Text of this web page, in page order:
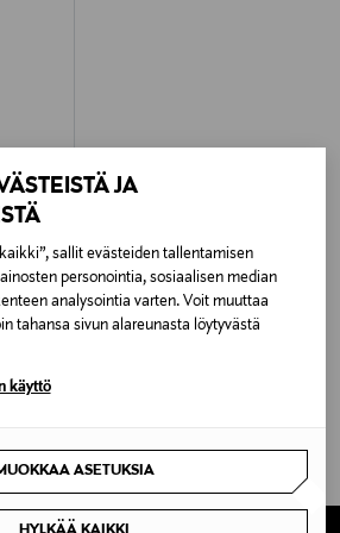
JA
sallit evästeiden tallentamisen
personointia, sosiaalisen median
analysointia varten. Voit muuttaa
tahansa sivun alareunasta löytyvästä
käyttö
ASETUKSIA